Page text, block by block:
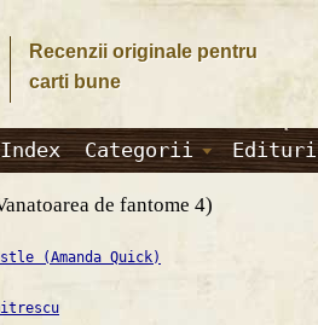
Recenzii originale pentru
carti bune
Index Categorii Edituri
de fantome 4)
(Amanda Quick)